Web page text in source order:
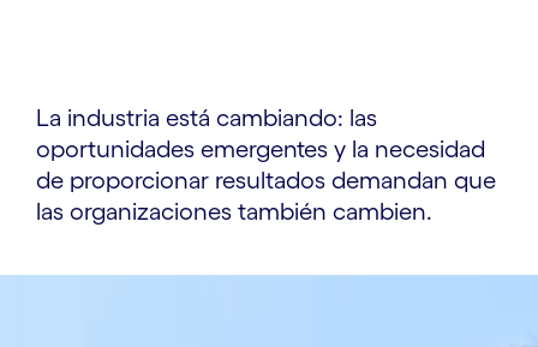
La industria está cambiando: las
oportunidades emergentes y la necesidad
de proporcionar resultados demandan que
las organizaciones también cambien.